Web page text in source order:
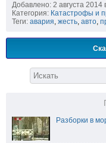
Добавлено: 2 августа 2014
Категория: Катастрофы и
Теги: авария, жесть, авто,
Разборки в